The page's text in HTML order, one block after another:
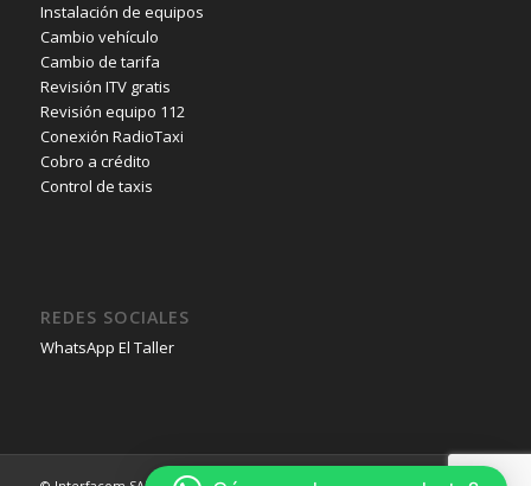
Instalación de equipos
Cambio vehículo
Cambio de tarifa
Revisión ITV gratis
Revisión equipo 112
Conexión RadioTaxi
Cobro a crédito
Control de taxis
REDES SOCIALES
WhatsApp El Taller